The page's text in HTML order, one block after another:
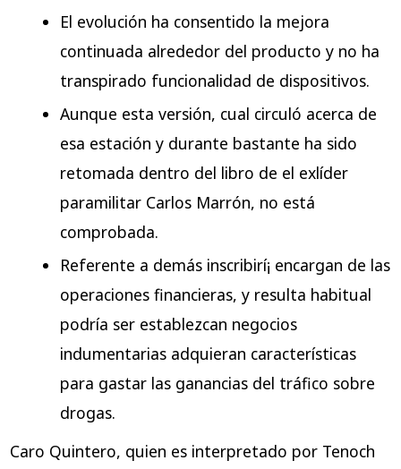
El evolución ha consentido la mejora
continuada alrededor del producto y no ha
transpirado funcionalidad de dispositivos.
Aunque esta versión, cual circuló acerca de
esa estación y durante bastante ha sido
retomada dentro del libro de el exlíder
paramilitar Carlos Marrón, no está
comprobada.
Referente a demás inscribirí¡ encargan de las
operaciones financieras, y resulta habitual
podrí­a ser establezcan negocios
indumentarias adquieran características
para gastar las ganancias del tráfico sobre
drogas.
Caro Quintero, quien es interpretado por Tenoch